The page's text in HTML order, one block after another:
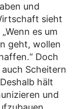
und
sieht
es um
geht, wollen
Doch
Scheitern
hält
und